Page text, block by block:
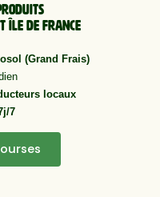
Île de france
(Grand Frais)
locaux
7